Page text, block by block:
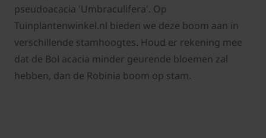
pseudoacacia 'Umbraculifera'. Op
Tuinplantenwinkel.nl bieden we deze boom aan in
verschillende stamhoogtes. Houd er rekening mee
dat de Bol acacia minder geurende bloemen zal
hebben, dan de Robinia boom op stam.